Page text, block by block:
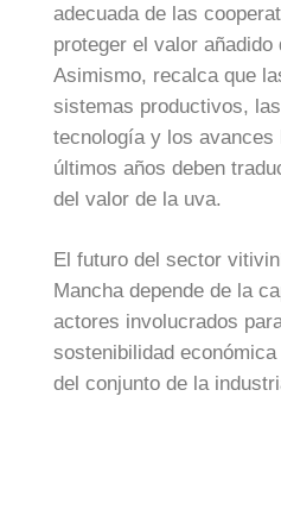
adecuada de las
proteger el valor añadido
Asimismo, recalca que
sistemas productivos,
tecnología y los avances
últimos años deben
del valor de la uva.
El futuro del sector
Mancha depende de la
actores involucrados
sostenibilidad
del conjunto de la